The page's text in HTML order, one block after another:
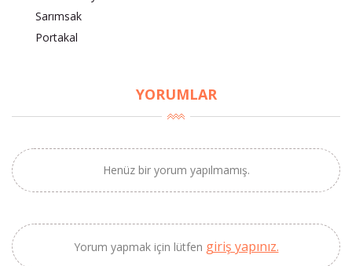
Sarımsak
Portakal
YORUMLAR
Henüz bir yorum yapılmamış.
Yorum yapmak için lütfen giriş yapınız.
BU HAFTANIN PLANLI İNDİRİMİ
2071,30 TL
Naturel Sızma
Zeytinyağı (5lt, Soğuk
Sıkım) - Bilgem